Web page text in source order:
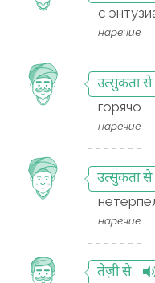
с
наречие
उत्सुकता से
горячо
наречие
उत्सुकता से
наречие
तेज़ी से